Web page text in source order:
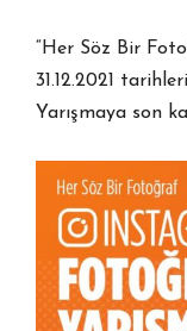
“Her Söz Bir
31.12.2021
Yarışmaya son